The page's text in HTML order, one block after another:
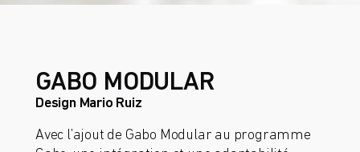
GABO MODULAR
Design Mario Ruiz
Avec l’ajout de Gabo Modular au programme